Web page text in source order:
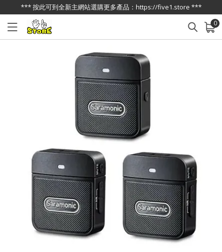
*** 按此可到全新主網站選購更多產品：https://five1.store ***
0
已加入購物車 查看